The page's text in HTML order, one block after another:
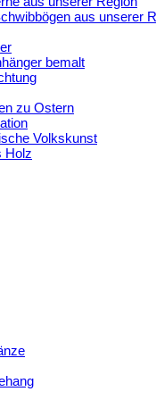
aus unserer
bemalt
zu Ostern
Volkskunst
Holz